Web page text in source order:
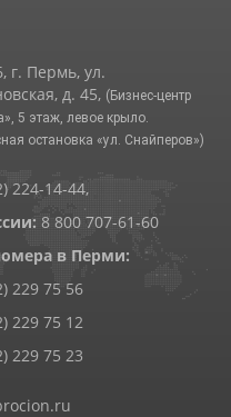
г. Пермь, ул.
д. 45, (Бизнес-центр
5 этаж, левое крыло.
остановка «ул. Снайперов»)
224-14-44,
8 800 707-61-60
в Перми:
229 75 56
229 75 12
229 75 23